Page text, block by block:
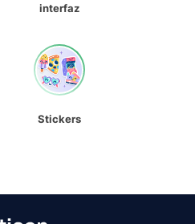
interfaz
Stickers